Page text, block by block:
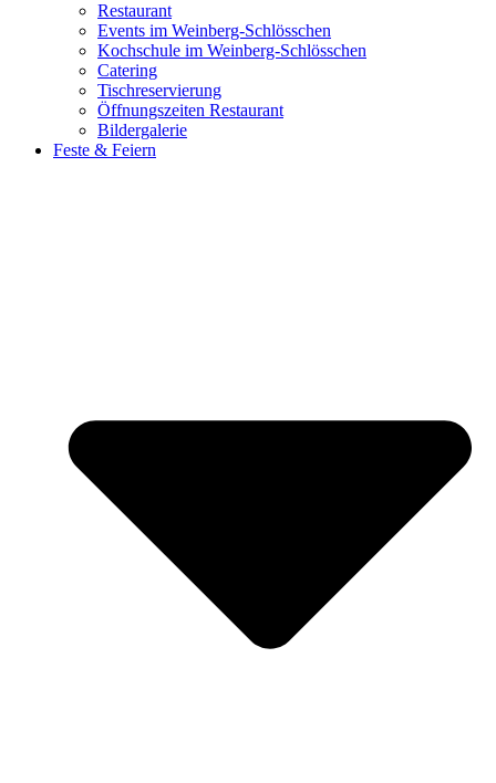
Restaurant
Events im Weinberg-Schlösschen
Kochschule im Weinberg-Schlösschen
Catering
Tischreservierung
Öffnungszeiten Restaurant
Bildergalerie
Feste & Feiern